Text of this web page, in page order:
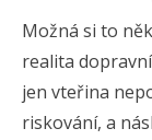
Možná si to
realita
jen vteřina
riskování, a